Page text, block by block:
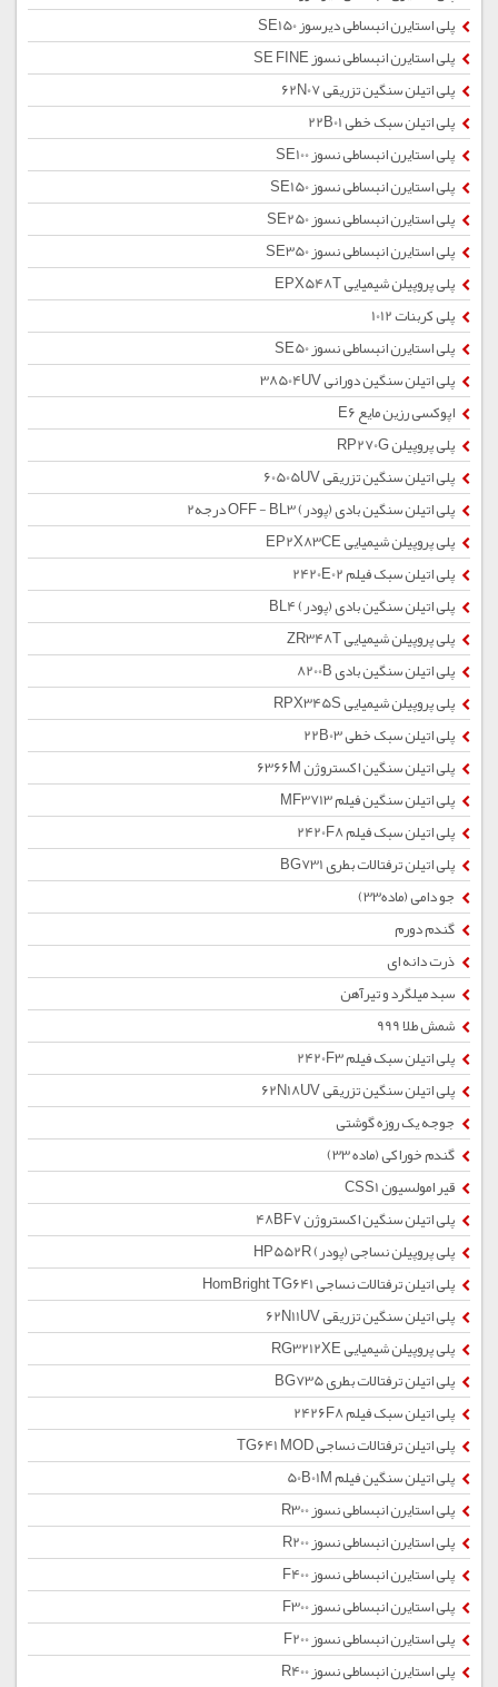
پلی استایرن انبساطی دیرسوز SE150
پلی استایرن انبساطی نسوز SE FINE
پلی اتیلن سنگین تزریقی 62N07
پلی اتیلن سبک خطی 22B01
پلی استایرن انبساطی نسوز SE100
پلی استایرن انبساطی نسوز SE150
پلی استایرن انبساطی نسوز SE250
پلی استایرن انبساطی نسوز SE350
پلی پروپیلن شیمیایی EPX548T
پلی کربنات 1012
پلی استایرن انبساطی نسوز SE50
پلی اتیلن سنگین دورانی 38504UV
اپوکسی رزین مایع E6
پلی پروپیلن RP270G
پلی اتیلن سنگین تزریقی 60505UV
پلی اتیلن سنگین بادی (پودر) OFF - BL3 درجه2
پلی پروپیلن شیمیایی EP2X83CE
پلی اتیلن سبک فیلم 2420E02
پلی اتیلن سنگین بادی (پودر) BL4
پلی پروپیلن شیمیایی ZR348T
پلی اتیلن سنگین بادی 8200B
پلی پروپیلن شیمیایی RPX345S
پلی اتیلن سبک خطی 22B03
پلی اتیلن سنگین اکستروژن 6366M
پلی اتیلن سنگین فیلم MF3713
پلی اتیلن سبک فیلم 2420F8
پلی اتیلن ترفتالات بطری BG731
جو دامی (ماده33)
گندم دورم
ذرت دانه ای
سبد میلگرد و تیرآهن
شمش طلا 999
پلی اتیلن سبک فیلم 2420F3
پلی اتیلن سنگین تزریقی 62N18UV
جوجه یک روزه گوشتی
گندم خوراکی (ماده 33)
قیر امولسیون CSS1
پلی اتیلن سنگین اکستروژن 48BF7
پلی پروپیلن نساجی (پودر) HP552R
پلی اتیلن ترفتالات نساجی HomBright TG641
پلی اتیلن سنگین تزریقی 62N11UV
پلی پروپیلن شیمیایی RG3212XE
پلی اتیلن ترفتالات بطری BG735
پلی اتیلن سبک فیلم 2426F8
پلی اتیلن ترفتالات نساجی TG641 MOD
پلی اتیلن سنگین فیلم 50B01M
پلی استایرن انبساطی نسوز R300
پلی استایرن انبساطی نسوز R200
پلی استایرن انبساطی نسوز F400
پلی استایرن انبساطی نسوز F300
پلی استایرن انبساطی نسوز F200
پلی استایرن انبساطی نسوز R400